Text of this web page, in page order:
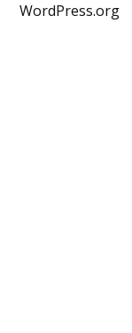
WordPress.org